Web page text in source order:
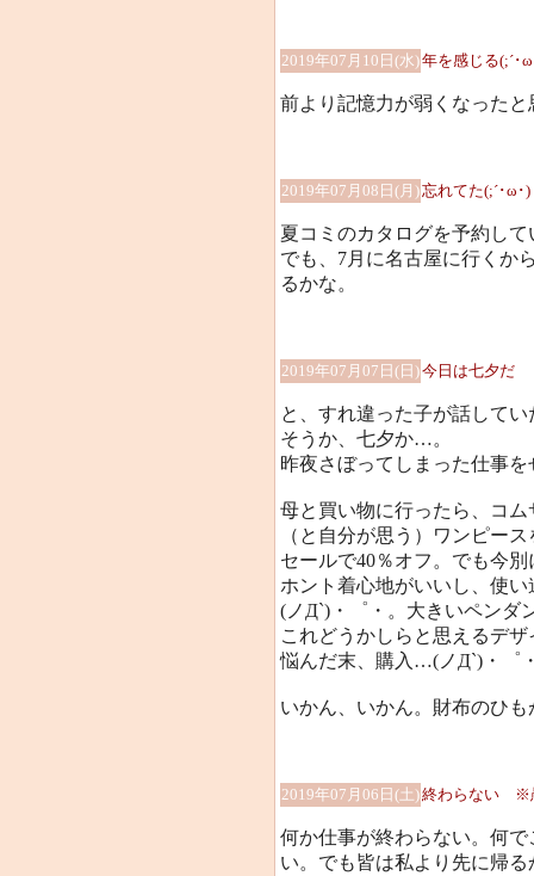
2019年07月10日(水)年を感じる(;´･
前より記憶力が弱くなったと
2019年07月08日(月)忘れてた(;´･ω･)
夏コミのカタログを予約し
でも、7月に名古屋に行くか
るかな。
2019年07月07日(日)今日は七夕だ
と、すれ違った子が話してい
そうか、七夕か…。
昨夜さぼってしまった仕事を
母と買い物に行ったら、コ
（と自分が思う）ワンピー
セールで40％オフ。でも今
ホント着心地がいいし、使
(ノД`)・゜・。大きいペンダ
これどうかしらと思えるデ
悩んだ末、購入…(ノД`)・゜
いかん、いかん。財布のひ
2019年07月06日(土)終わらない ※
何か仕事が終わらない。何
い。でも皆は私より先に帰